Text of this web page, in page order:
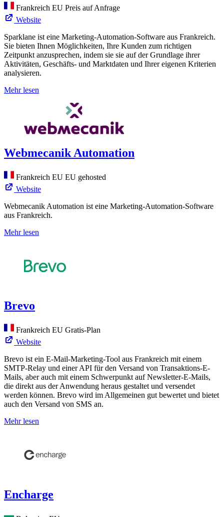
Frankreich EU Preis auf Anfrage
Website
Sparklane ist eine Marketing-Automation-Software aus Frankreich.
Sie bieten Ihnen Möglichkeiten, Ihre Kunden zum richtigen
Zeitpunkt anzusprechen, indem sie sie auf der Grundlage ihrer
Aktivitäten, Geschäfts- und Marktdaten und Ihrer eigenen Kriterien
analysieren.
Mehr lesen
Webmecanik Automation
Frankreich EU EU gehosted
Website
Webmecanik Automation ist eine Marketing-Automation-Software
aus Frankreich.
Mehr lesen
Brevo
Frankreich EU Gratis-Plan
Website
Brevo ist ein E-Mail-Marketing-Tool aus Frankreich mit einem
SMTP-Relay und einer API für den Versand von Transaktions-E-
Mails, aber auch mit einem Schwerpunkt auf Newsletter-E-Mails,
die direkt aus der Anwendung heraus gestaltet und versendet
werden können. Brevo wird im Allgemeinen gut bewertet und bietet
auch den Versand von SMS an.
Mehr lesen
Encharge